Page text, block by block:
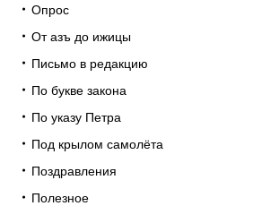
Опрос
От азъ до ижицы
Письмо в редакцию
По букве закона
По указу Петра
Под крылом самолёта
Поздравления
Полезное